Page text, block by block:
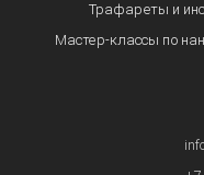
Трафареты и
Мастер-классы по